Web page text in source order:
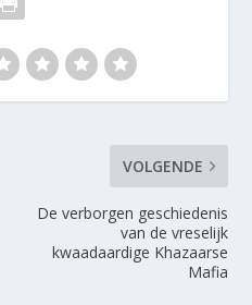
VOLGENDE
De verborgen geschiedenis
van de vreselijk
kwaadaardige Khazaarse
Mafia